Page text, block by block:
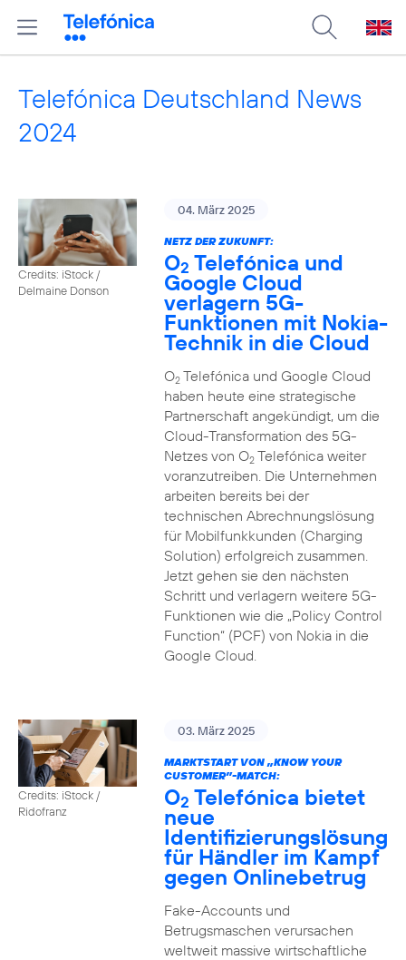
Telefónica Deutschland News
2024
Credits: iStock /
Delmaine Donson
04. März 2025
NETZ DER ZUKUNFT:
O2 Telefónica und
Google Cloud
verlagern 5G-
Funktionen mit Nokia-
Technik in die Cloud
O2Telefónica und Google Cloud
haben heute eine strategische
Partnerschaft angekündigt, um die
Cloud-Transformation des 5G-
Netzes von O2Telefónica weiter
voranzutreiben. Die Unternehmen
arbeiten bereits bei der
technischen Abrechnungslösung
für Mobilfunkkunden (Charging
Solution) erfolgreich zusammen.
Jetzt gehen sie den nächsten
Schritt und verlagern weitere 5G-
Funktionen wie die „Policy Control
Function“ (PCF) von Nokia in die
Google Cloud.
Credits: iStock /
Ridofranz
03. März 2025
MARKTSTART VON „KNOW YOUR
CUSTOMER”-MATCH:
O2 Telefónica bietet
neue
Identifizierungslösung
für Händler im Kampf
gegen Onlinebetrug
Fake-Accounts und
Betrugsmaschen verursachen
weltweit massive wirtschaftliche